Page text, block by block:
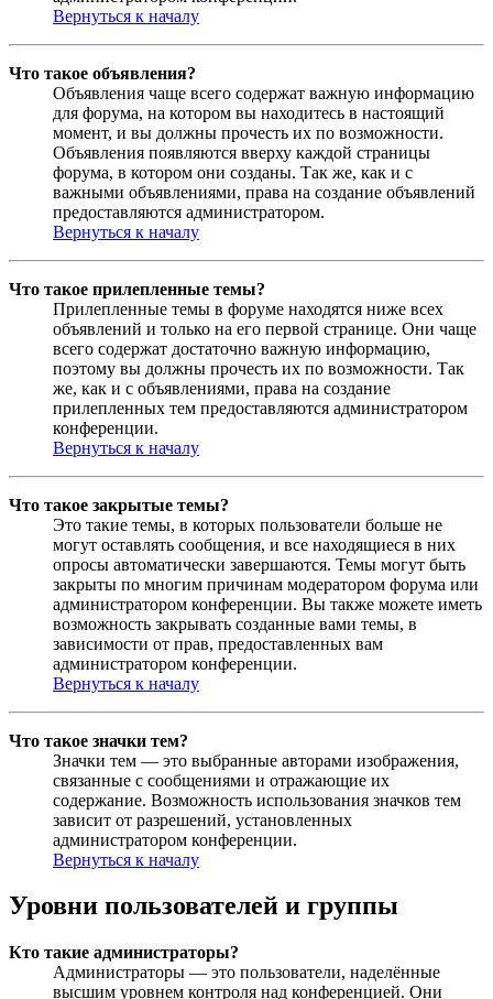
Вернуться к началу
Что такое объявления?
Объявления чаще всего содержат важную информацию
для форума, на котором вы находитесь в настоящий
момент, и вы должны прочесть их по возможности.
Объявления появляются вверху каждой страницы
форума, в котором они созданы. Так же, как и с
важными объявлениями, права на создание объявлений
предоставляются администратором.
Вернуться к началу
Что такое прилепленные темы?
Прилепленные темы в форуме находятся ниже всех
объявлений и только на его первой странице. Они чаще
всего содержат достаточно важную информацию,
поэтому вы должны прочесть их по возможности. Так
же, как и с объявлениями, права на создание
прилепленных тем предоставляются администратором
конференции.
Вернуться к началу
Что такое закрытые темы?
Это такие темы, в которых пользователи больше не
могут оставлять сообщения, и все находящиеся в них
опросы автоматически завершаются. Темы могут быть
закрыты по многим причинам модератором форума или
администратором конференции. Вы также можете иметь
возможность закрывать созданные вами темы, в
зависимости от прав, предоставленных вам
администратором конференции.
Вернуться к началу
Что такое значки тем?
Значки тем — это выбранные авторами изображения,
связанные с сообщениями и отражающие их
содержание. Возможность использования значков тем
зависит от разрешений, установленных
администратором конференции.
Вернуться к началу
Уровни пользователей и группы
Кто такие администраторы?
Администраторы — это пользователи, наделённые
высшим уровнем контроля над конференцией. Они